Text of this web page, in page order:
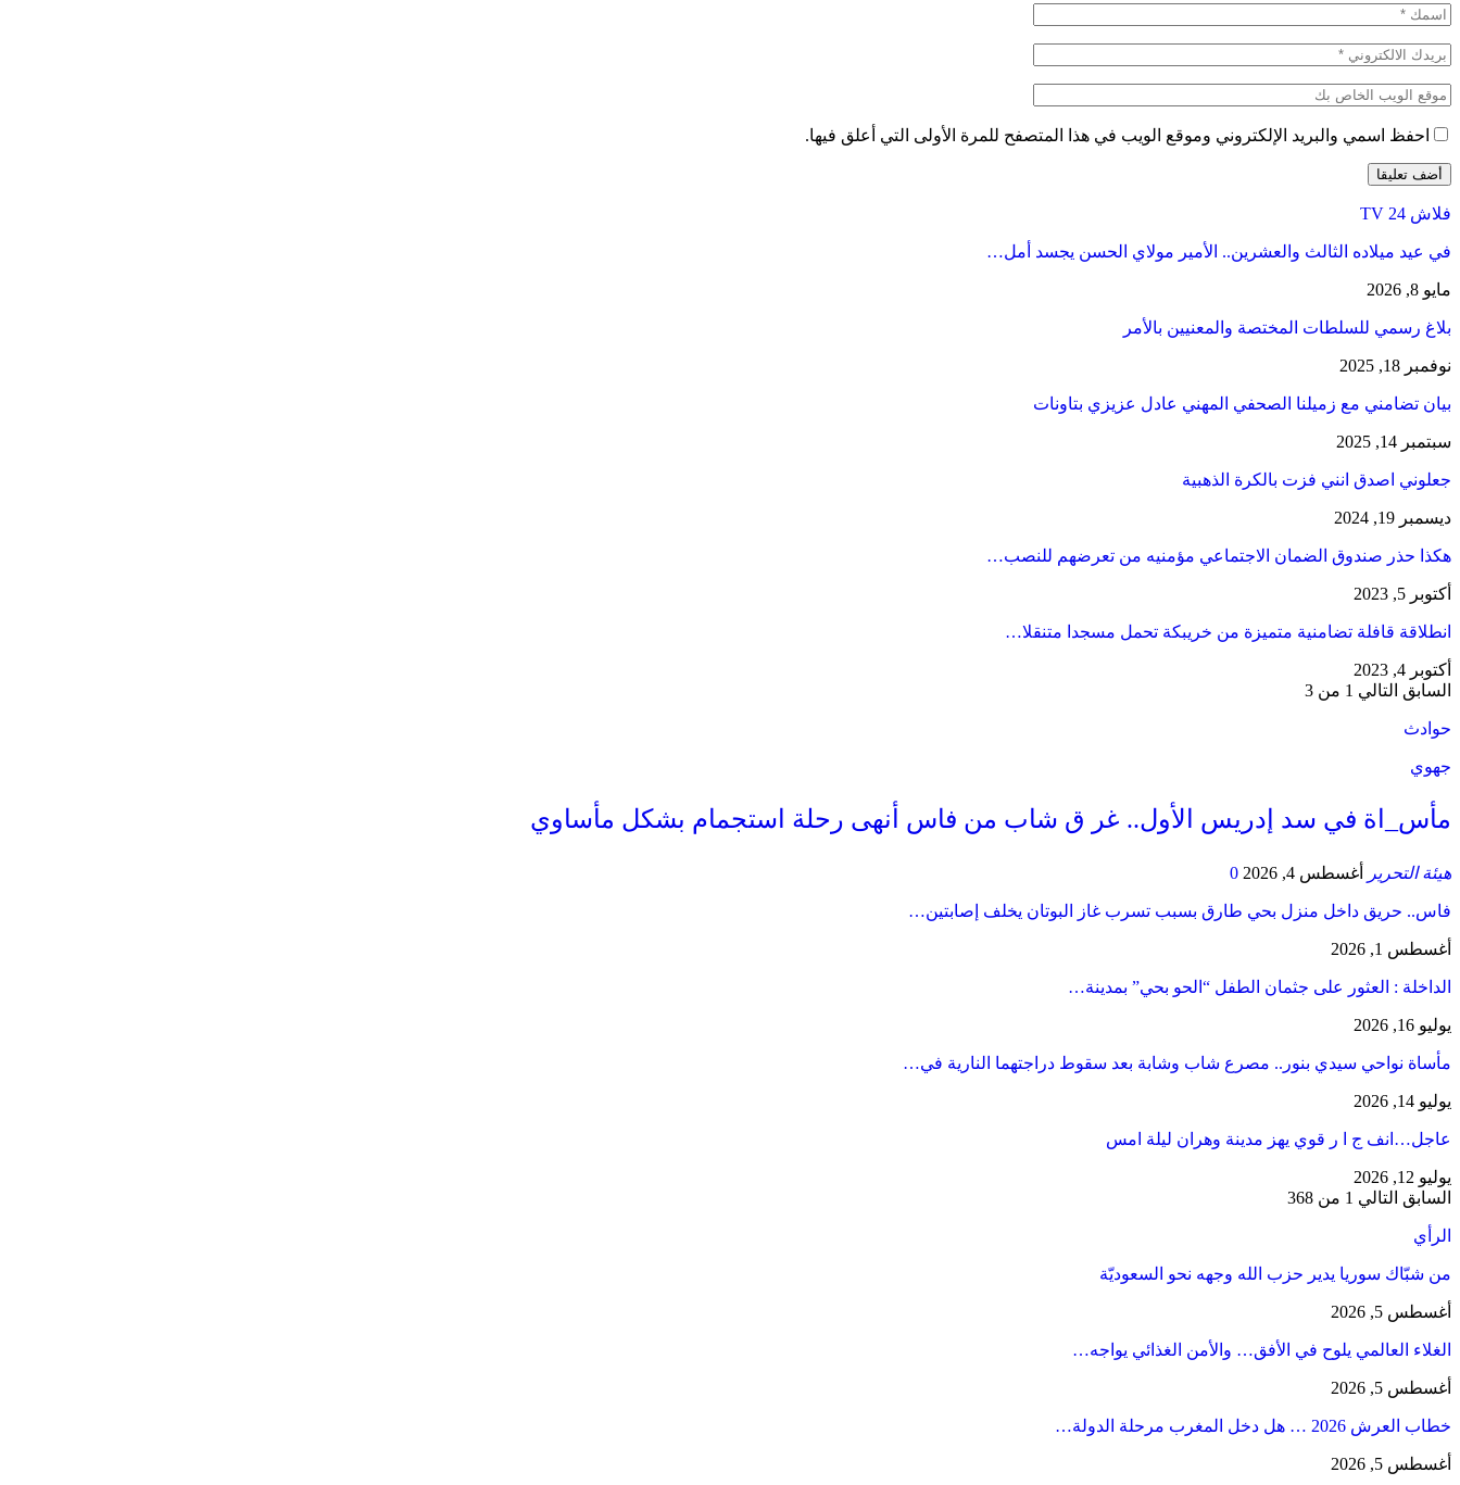
احفظ اسمي والبريد الإلكتروني وموقع الويب في هذا المتصفح للمرة الأولى التي أعلق فيها.
فلاش 24 TV
في عيد ميلاده الثالث والعشرين.. الأمير مولاي الحسن يجسد أمل…
مايو 8, 2026
بلاغ رسمي للسلطات المختصة والمعنيين بالأمر
نوفمبر 18, 2025
بيان تضامني مع زميلنا الصحفي المهني عادل عزيزي بتاونات
سبتمبر 14, 2025
جعلوني اصدق انني فزت بالكرة الذهبية
ديسمبر 19, 2024
هكذا حذر صندوق الضمان الاجتماعي مؤمنيه من تعرضهم للنصب…
أكتوبر 5, 2023
انطلاقة قافلة تضامنية متميزة من خريبكة تحمل مسجدا متنقلا…
أكتوبر 4, 2023
السابق التالي 1 من 3
حوادث
جهوي
مأس_اة في سد إدريس الأول.. غر ق شاب من فاس أنهى رحلة استجمام بشكل مأساوي
هيئة التحرير أغسطس 4, 2026 0
فاس.. حريق داخل منزل بحي طارق بسبب تسرب غاز البوتان يخلف إصابتين…
أغسطس 1, 2026
​الداخلة : العثور على جثمان الطفل “الحو بحي” بمدينة…
يوليو 16, 2026
مأساة نواحي سيدي بنور.. مصرع شاب وشابة بعد سقوط دراجتهما النارية في…
يوليو 14, 2026
عاجل…انف ج ا ر قوي يهز مدينة وهران ليلة امس
يوليو 12, 2026
السابق التالي 1 من 368
الرأي
من شبّاك سوريا يدير حزب الله وجهه نحو السعوديّة
أغسطس 5, 2026
الغلاء العالمي يلوح في الأفق… والأمن الغذائي يواجه…
أغسطس 5, 2026
خطاب العرش 2026 … هل دخل المغرب مرحلة الدولة…
أغسطس 5, 2026